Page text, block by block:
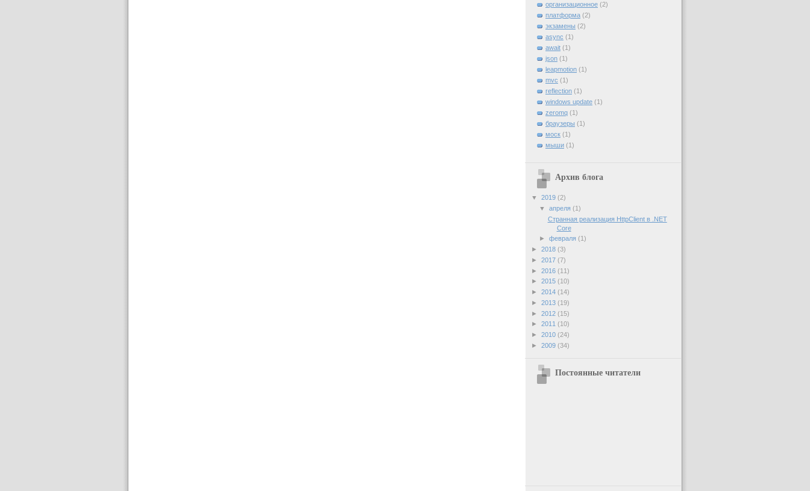
организационное (2)
платформа (2)
экзамены (2)
async (1)
await (1)
json (1)
leapmotion (1)
mvc (1)
reflection (1)
windows update (1)
zeromq (1)
браузеры (1)
моск (1)
мыши (1)
Архив блога
▼ 2019 (2)
▼апреля(1)
Странная реализация HttpClient в .NET
Core
►февраля(1)
► 2018 (3)
► 2017 (7)
► 2016 (11)
► 2015 (10)
► 2014 (14)
► 2013 (19)
► 2012 (15)
► 2011 (10)
► 2010 (24)
► 2009 (34)
Постоянные читатели